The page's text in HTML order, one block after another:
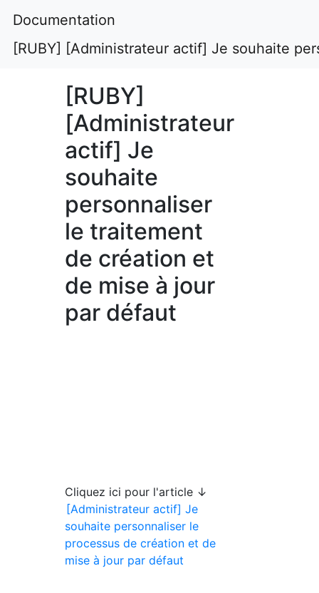
Documentation
[RUBY] [Administrateur actif] Je souhaite
[RUBY]
[Administrateur
actif] Je
souhaite
personnaliser
le traitement
de création et
de mise à jour
par défaut
Cliquez ici pour l'article ↓
[Administrateur actif] Je
souhaite personnaliser le
processus de création et de
mise à jour par défaut